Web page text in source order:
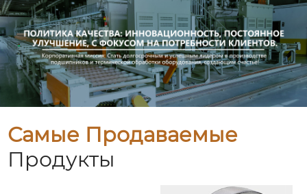
Самые Продаваемые
Продукты